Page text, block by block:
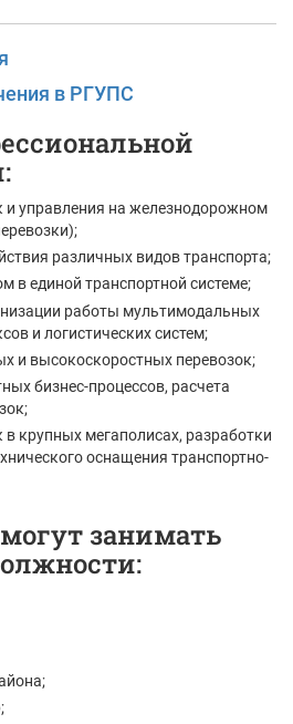
в РГУПС
и управления на железнодорожном
различных видов транспорта;
в единой транспортной системе;
работы мультимодальных
и логистических систем;
и высокоскоростных перевозок;
бизнес-процессов, расчета
в крупных мегаполисах, разработки
оснащения транспортно-
занимать